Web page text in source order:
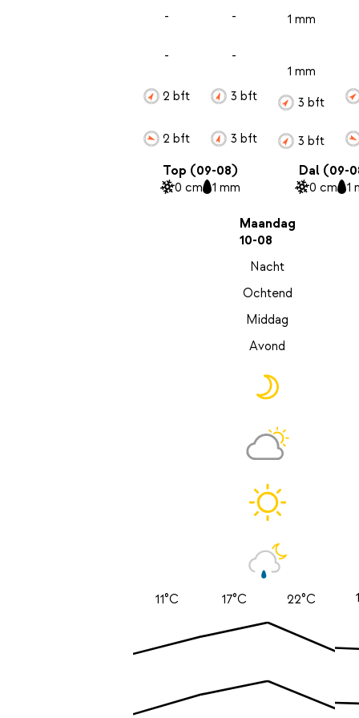
-
-
2 bft
2 bft
-
-
3 bft
3 bft
1 mm
1 mm
3 bft
3 bft
Top (09-08)
0 cm 1 mm
Dal (09-
0 cm 1
Maandag
10-08
Nacht
Ochtend
Middag
Avond
11°C 17°C 22°C